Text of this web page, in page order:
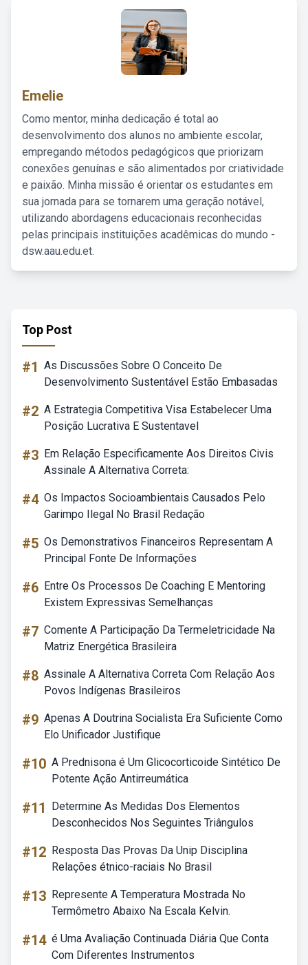
Emelie
Como mentor, minha dedicação é total ao
desenvolvimento dos alunos no ambiente escolar,
empregando métodos pedagógicos que priorizam
conexões genuínas e são alimentados por criatividade
e paixão. Minha missão é orientar os estudantes em
sua jornada para se tornarem uma geração notável,
utilizando abordagens educacionais reconhecidas
pelas principais instituições acadêmicas do mundo -
dsw.aau.edu.et.
Top Post
#1 As Discussões Sobre O Conceito De
Desenvolvimento Sustentável Estão Embasadas
#2 A Estrategia Competitiva Visa Estabelecer Uma
Posição Lucrativa E Sustentavel
#3 Em Relação Especificamente Aos Direitos Civis
Assinale A Alternativa Correta:
#4 Os Impactos Socioambientais Causados Pelo
Garimpo Ilegal No Brasil Redação
#5 Os Demonstrativos Financeiros Representam A
Principal Fonte De Informações
#6 Entre Os Processos De Coaching E Mentoring
Existem Expressivas Semelhanças
#7 Comente A Participação Da Termeletricidade Na
Matriz Energética Brasileira
#8 Assinale A Alternativa Correta Com Relação Aos
Povos Indígenas Brasileiros
#9 Apenas A Doutrina Socialista Era Suficiente Como
Elo Unificador Justifique
#10 A Prednisona é Um Glicocorticoide Sintético De
Potente Ação Antirreumática
#11
Determine As Medidas Dos Elementos
Desconhecidos Nos Seguintes Triângulos
#12 Resposta Das Provas Da Unip Disciplina
Relações étnico-raciais No Brasil
#13 Represente A Temperatura Mostrada No
Termômetro Abaixo Na Escala Kelvin.
#14 é Uma Avaliação Continuada Diária Que Conta
Com Diferentes Instrumentos